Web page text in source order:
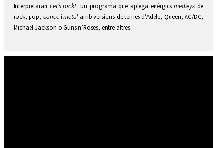
Interpretaran Let’s rock!, un programa que aplega enèrgicsmedleysde
rock, pop, danceimetalamb versions de temes d’Adele, Queen, AC/DC,
Michael Jackson o Guns n’Roses, entre altres.